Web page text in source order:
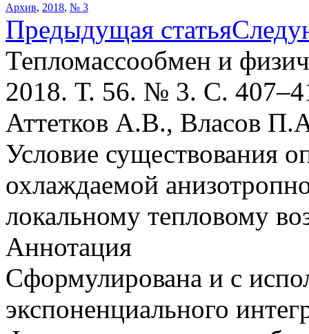
Архив, 2018, № 3
Предыдущая статья
Тепломассообмен и
2018. Т. 56. № 3. С.
Аттетков А.В., Власов
Условие существования
охлаждаемой
локальному тепловому
Аннотация
Сформулирована и с
экспоненциального